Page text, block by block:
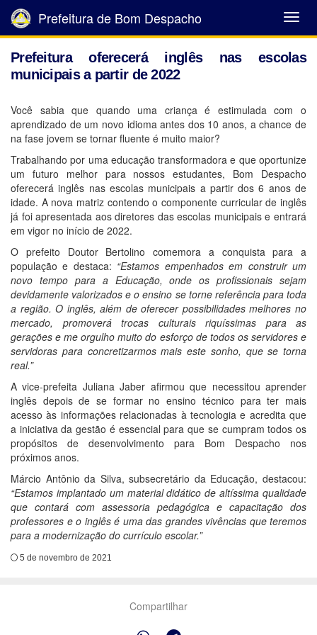
Abrir
Menu
Prefeitura de Bom Despacho
Prefeitura oferecerá inglês nas escolas
municipais a partir de 2022
Você sabia que quando uma criança é estimulada com o
aprendizado de um novo idioma antes dos 10 anos, a chance de
na fase jovem se tornar fluente é muito maior?
Trabalhando por uma educação transformadora e que oportunize
um futuro melhor para nossos estudantes, Bom Despacho
oferecerá inglês nas escolas municipais a partir dos 6 anos de
idade. A nova matriz contendo o componente curricular de inglês
já foi apresentada aos diretores das escolas municipais e entrará
em vigor no início de 2022.
O prefeito Doutor Bertolino comemora a conquista para a
população e destaca: “Estamos empenhados em construir um
novo tempo para a Educação, onde os profissionais sejam
devidamente valorizados e o ensino se torne referência para toda
a região. O inglês, além de oferecer possibilidades melhores no
mercado, promoverá trocas culturais riquíssimas para as
gerações e me orgulho muito do esforço de todos os servidores e
servidoras para concretizarmos mais este sonho, que se torna
real.”
A vice-prefeita Juliana Jaber afirmou que necessitou aprender
inglês depois de se formar no ensino técnico para ter mais
acesso às informações relacionadas à tecnologia e acredita que
a iniciativa da gestão é essencial para que se cumpram todos os
propósitos de desenvolvimento para Bom Despacho nos
próximos anos.
Márcio Antônio da Silva, subsecretário da Educação, destacou:
“Estamos implantado um material didático de altíssima qualidade
que contará com assessoria pedagógica e capacitação dos
professores e o inglês é uma das grandes vivências que teremos
para a modernização do currículo escolar.”
5 de novembro de 2021
Compartilhar